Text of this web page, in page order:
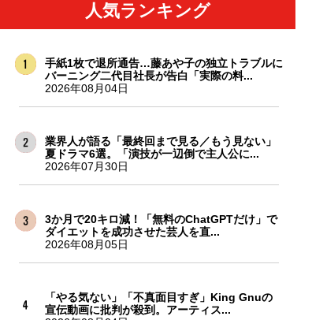
人気ランキング
手紙1枚で退所通告…藤あや子の独立トラブルに
バーニング二代目社長が告白「実際の料...
2026年08月04日
業界人が語る「最終回まで見る／もう見ない」
夏ドラマ6選。「演技が一辺倒で主人公に...
2026年07月30日
3か月で20キロ減！「無料のChatGPTだけ」で
ダイエットを成功させた芸人を直...
2026年08月05日
「やる気ない」「不真面目すぎ」King Gnuの
宣伝動画に批判が殺到。アーティス...